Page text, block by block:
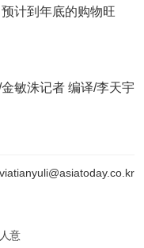
计到年底的购物旺
敏洙记者 编译/李天宇
意